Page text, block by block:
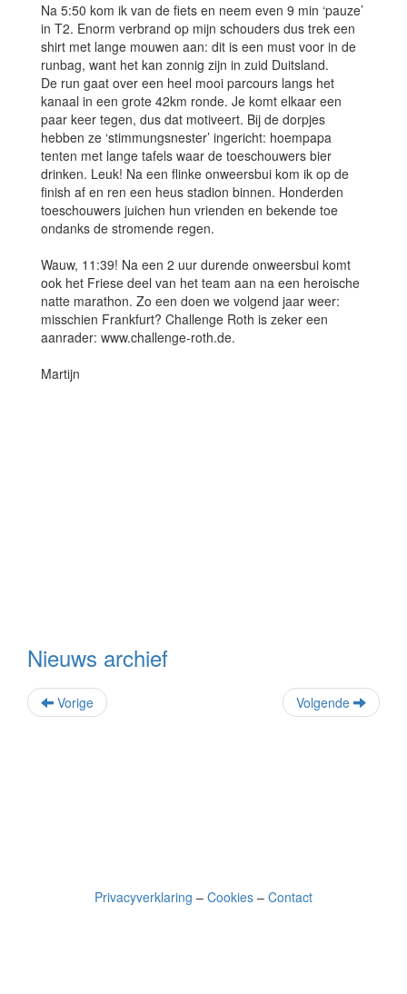
Na 5:50 kom ik van de fiets en neem even 9 min ‘pauze’
in T2. Enorm verbrand op mijn schouders dus trek een
shirt met lange mouwen aan: dit is een must voor in de
runbag, want het kan zonnig zijn in zuid Duitsland.
De run gaat over een heel mooi parcours langs het
kanaal in een grote 42km ronde. Je komt elkaar een
paar keer tegen, dus dat motiveert. Bij de dorpjes
hebben ze ‘stimmungsnester’ ingericht: hoempapa
tenten met lange tafels waar de toeschouwers bier
drinken. Leuk! Na een flinke onweersbui kom ik op de
finish af en ren een heus stadion binnen. Honderden
toeschouwers juichen hun vrienden en bekende toe
ondanks de stromende regen.
Wauw, 11:39! Na een 2 uur durende onweersbui komt
ook het Friese deel van het team aan na een heroische
natte marathon. Zo een doen we volgend jaar weer:
misschien Frankfurt? Challenge Roth is zeker een
aanrader: www.challenge-roth.de.
Martijn
Nieuws archief
Vorige Volgende
Privacyverklaring – Cookies – Contact